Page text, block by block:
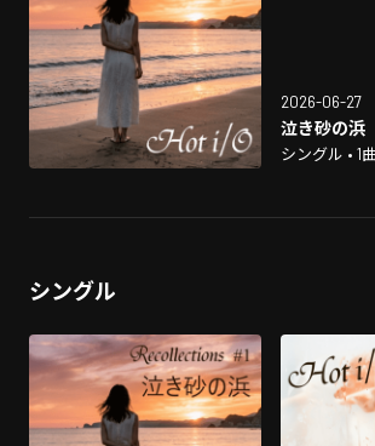
2026-06-27
泣き砂の浜
シングル • 1
シングル